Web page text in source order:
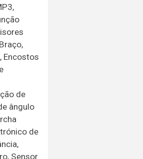
Encostos
de
ângulo
de
Sensor